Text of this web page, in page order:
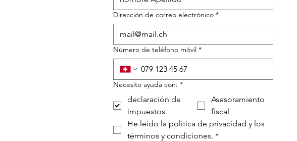
Dirección de correo electrónico *
Número de teléfono móvil *
Necesito ayuda con: *
declaración de
impuestos
Asesoramiento
fiscal
He leído la política de privacidad y los
términos y condiciones. *